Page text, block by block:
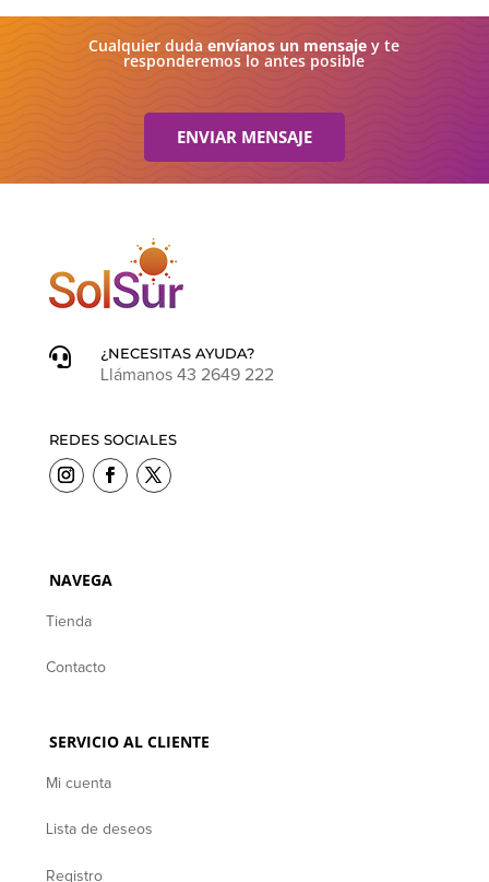
Cualquier dudaenvíanos un mensaje y te
responderemos lo antes posible
ENVIAR MENSAJE

¿NECESITAS AYUDA?
Llámanos 43 2649 222
REDES SOCIALES
NAVEGA
Tienda
Contacto
SERVICIO AL CLIENTE
Mi cuenta
Lista de deseos
Registro